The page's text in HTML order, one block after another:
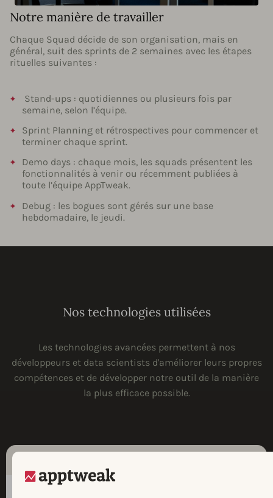
Notre manière de travailler
Chaque Squad décide de son organisation, mais en
général, suit des sprints de 2 semaines avec les étapes
rituelles suivantes :
Stand-ups : quotidiennes ou plusieurs fois par
semaine, selon l’équipe.
Sprint Planning et rétrospectives pour commencer et
terminer chaque sprint.
Demo days : chaque mois, les squads présentent les
fonctionnalités à venir ou récemment publiées à
toute l’équipe AppTweak.
Debug : les bogues sont gérés sur une base
hebdomadaire, le jeudi.
Nos technologies utilisées
Les technologies avancées permettent à nos
développeurs et data scientists d'améliorer leurs propres
compétences et de développer notre outil de la manière
la plus efficace possible.